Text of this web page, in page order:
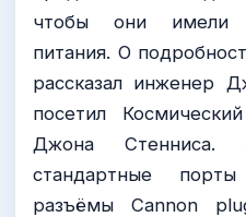
чтобы они имели
питания. О
рассказал инженер
посетил
Джона Стенниса.
стандартные
разъёмы Cannon